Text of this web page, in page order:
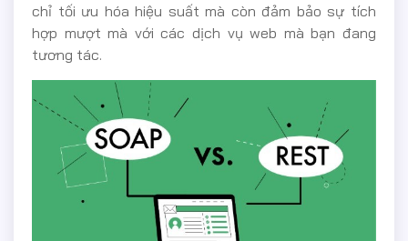
chỉ tối ưu hóa hiệu suất mà còn đảm bảo sự tích
hợp mượt mà với các dịch vụ web mà bạn đang
tương tác.